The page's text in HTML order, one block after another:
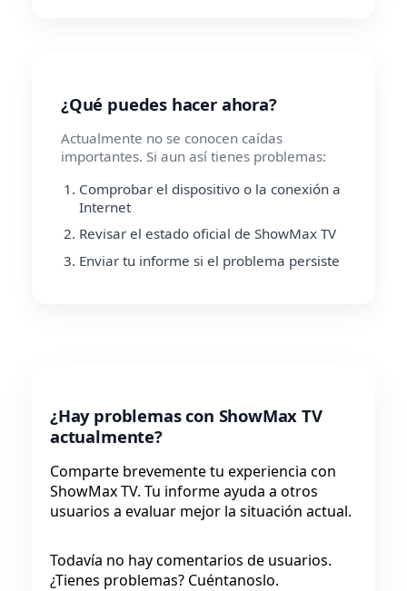
¿Qué puedes hacer ahora?
Actualmente no se conocen caídas
importantes. Si aun así tienes problemas:
Comprobar el dispositivo o la conexión a
Internet
Revisar el estado oficial de ShowMax TV
Enviar tu informe si el problema persiste
¿Hay problemas con ShowMax TV
actualmente?
Comparte brevemente tu experiencia con
ShowMax TV. Tu informe ayuda a otros
usuarios a evaluar mejor la situación actual.
Todavía no hay comentarios de usuarios.
¿Tienes problemas? Cuéntanoslo.